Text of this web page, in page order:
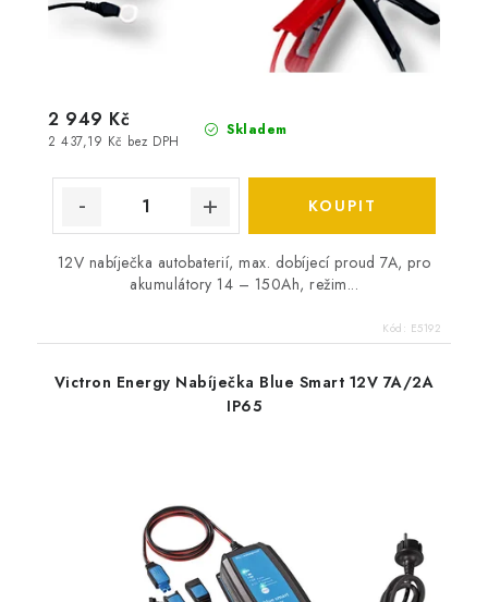
Skladem
2 437,19 Kč bez DPH
2 949 Kč
12V nabíječka autobaterií, max. dobíjecí proud 7A, pro
akumulátory 14 – 150Ah, režim...
Kód: E5192
Victron Energy Nabíječka Blue Smart 12V 7A/2A
IP65